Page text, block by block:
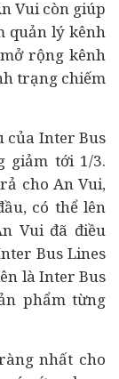
Vui còn giúp
quản lý kênh
rộng kênh
trạng chiếm
của Inter Bus
giảm tới 1/3.
cho An Vui,
có thể lên
Vui đã điều
Bus Lines
là Inter Bus
phẩm từng
nhất cho